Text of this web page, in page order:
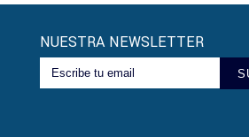
NUESTRA NEWSLETTER